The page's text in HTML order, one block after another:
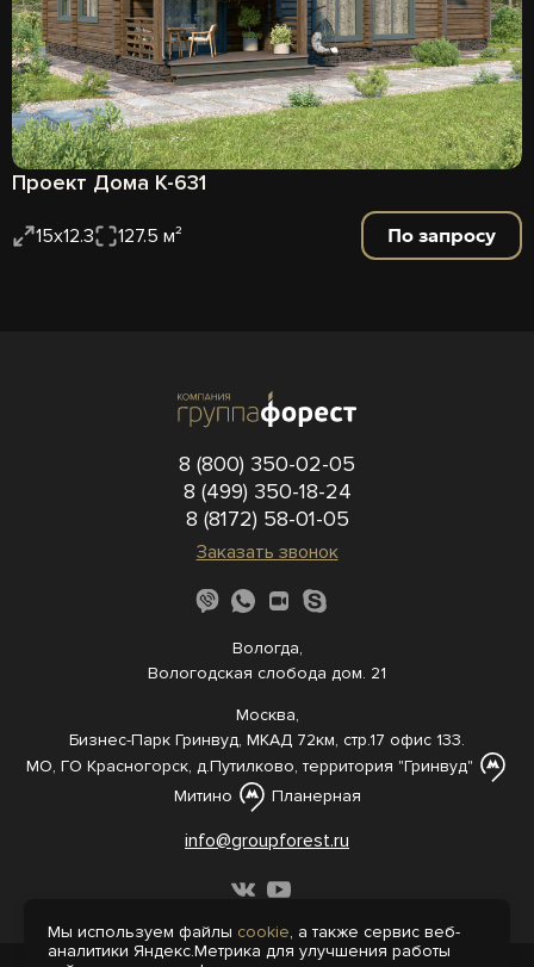
Проект Дома К-631
15х12.3 127.5 м² По запросу
8 (800) 350-02-05
8 (499) 350-18-24
8 (8172) 58-01-05
Заказать звонок
Вологда,
Вологодская слобода дом. 21
Москва,
Бизнес-Парк Гринвуд, МКАД 72км, стр.17 офис 133.
МО, ГО Красногорск, д.Путилково, территория "Гринвуд"
Митино
Планерная
info@groupforest.ru
Мы используем файлы cookie, а также сервис веб-
аналитики Яндекс.Метрика для улучшения работы